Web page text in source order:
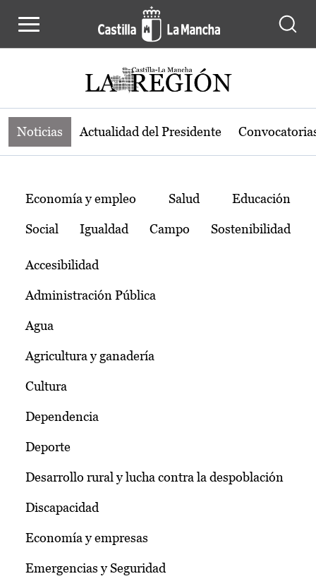
Noticias de la región de Castilla-La
Noticias Actualidad del Presidente
Temas
Economía y empleo Salud Educación
Social Igualdad Campo Sostenibilidad
Accesibilidad
Administración Pública
Agua
Agricultura y ganadería
Cultura
Dependencia
Deporte
Desarrollo rural y lucha contra la despoblación
Discapacidad
Economía y empresas
Emergencias y Seguridad